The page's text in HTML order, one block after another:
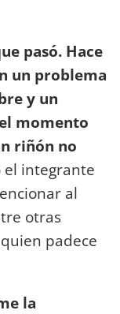
pasó. Hace
un problema
y un
momento
riñón no
el integrante
al
otras
padece
la